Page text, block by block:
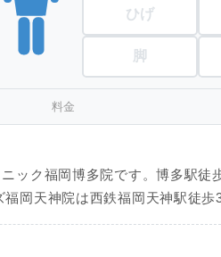
ひげ
脚
料金
ック福岡博多院です。博多駅
岡天神院は西鉄福岡天神駅徒歩